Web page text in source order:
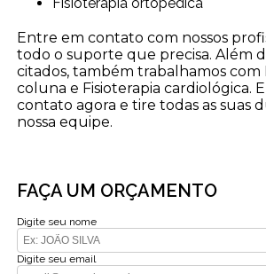
Entre em contato com nossos
todo o suporte que precisa. Além
citados, também trabalhamos com
coluna e Fisioterapia cardiológica.
contato agora e tire todas as suas
nossa equipe.
FAÇA UM ORÇAMENTO
Digite seu nome
Digite seu email